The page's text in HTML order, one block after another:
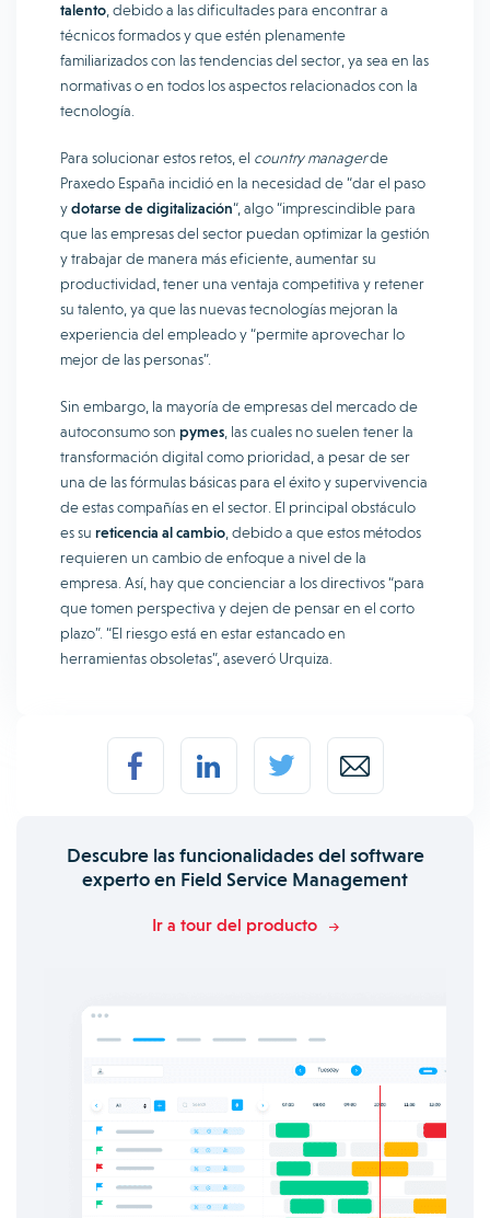
talento , debido a las dificultades para encontrar a
técnicos formados y que estén plenamente
familiarizados con las tendencias del sector, ya sea en las
normativas o en todos los aspectos relacionados con la
tecnología.
Para solucionar estos retos, el country managerde
Praxedo España incidió en la necesidad de “dar el paso
ydotarse de digitalización“, algo “imprescindible para
que las empresas del sector puedan optimizar la gestión
y trabajar de manera más eficiente, aumentar su
productividad, tener una ventaja competitiva y retener
su talento, ya que las nuevas tecnologías mejoran la
experiencia del empleado y “permite aprovechar lo
mejor de las personas”.
Sin embargo, la mayoría de empresas del mercado de
autoconsumo son pymes , las cuales no suelen tener la
transformación digital como prioridad, a pesar de ser
una de las fórmulas básicas para el éxito y supervivencia
de estas compañías en el sector. El principal obstáculo
es su reticencia al cambio , debido a que estos métodos
requieren un cambio de enfoque a nivel de la
empresa. Así, hay que concienciar a los directivos “para
que tomen perspectiva y dejen de pensar en el corto
plazo”. “El riesgo está en estar estancado en
herramientas obsoletas”, aseveró Urquiza.
Descubre las funcionalidades del software
experto en Field Service Management
Ir a tour del producto